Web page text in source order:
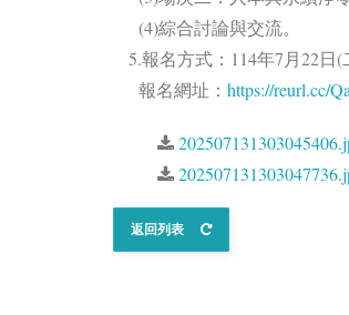
(4)綜合討論與交流。
5.報名方式：114年7月22日
報名網址： https://reurl.cc/
返回列表